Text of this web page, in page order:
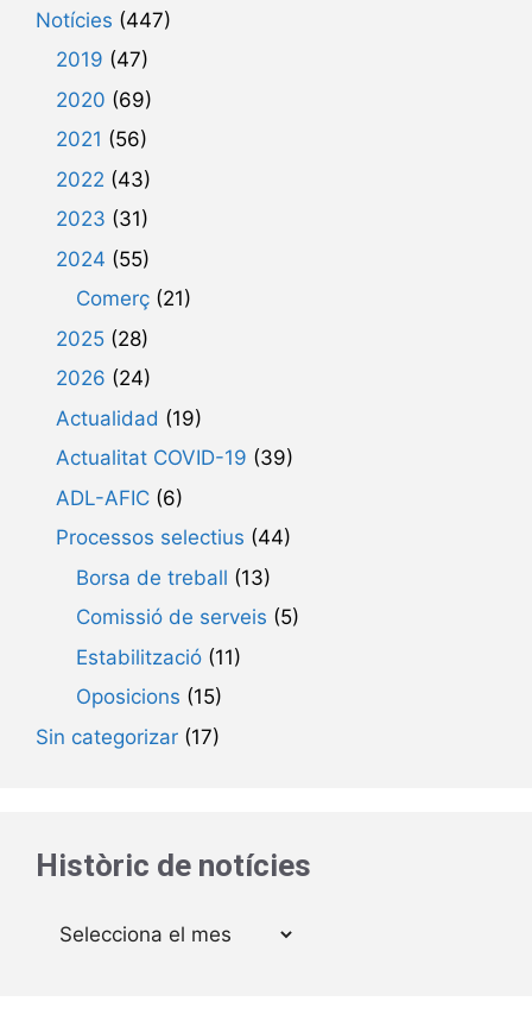
Notícies (447)
2019 (47)
2020 (69)
2021 (56)
2022 (43)
2023 (31)
2024 (55)
Comerç (21)
2025 (28)
2026 (24)
Actualidad (19)
Actualitat COVID-19 (39)
ADL-AFIC (6)
Processos selectius (44)
Borsa de treball (13)
Comissió de serveis (5)
Estabilització (11)
Oposicions (15)
Sin categorizar (17)
Històric de notícies
Arxius